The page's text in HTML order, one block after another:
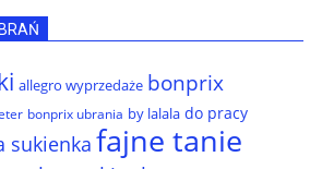
allegro wyprzedaże bonprix
bonprix ubrania by lalala do pracy
sukienka fajne tanie